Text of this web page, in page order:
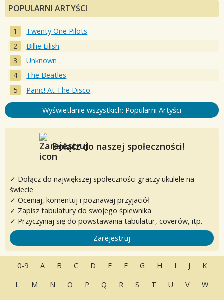
POPULARNI ARTYŚCI
Twenty One Pilots
Billie Eilish
Unknown
The Beatles
Panic! At The Disco
Wyświetlanie wszystkich: Popularni Artyści
Dołącz do naszej społeczności!
✓ Dołącz do największej społeczności graczy ukulele na
świecie
✓ Oceniaj, komentuj i poznawaj przyjaciół
✓ Zapisz tabulatury do swojego śpiewnika
✓ Przyczyniaj się do powstawania tabulatur, coverów, itp.
Zarejestruj
0-9 A B C D E F G H I J
K
L
M N O P Q R S T U V
W